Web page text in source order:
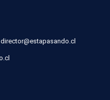
director@estapasando.cl